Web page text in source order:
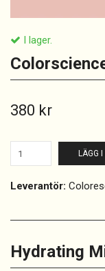
I lager.
380 kr
LÄGG
Leverantör:
Hydrating